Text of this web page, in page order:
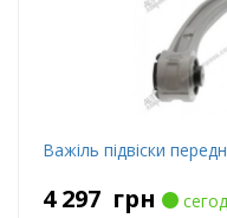
Важіль підвіски
4 297 грн